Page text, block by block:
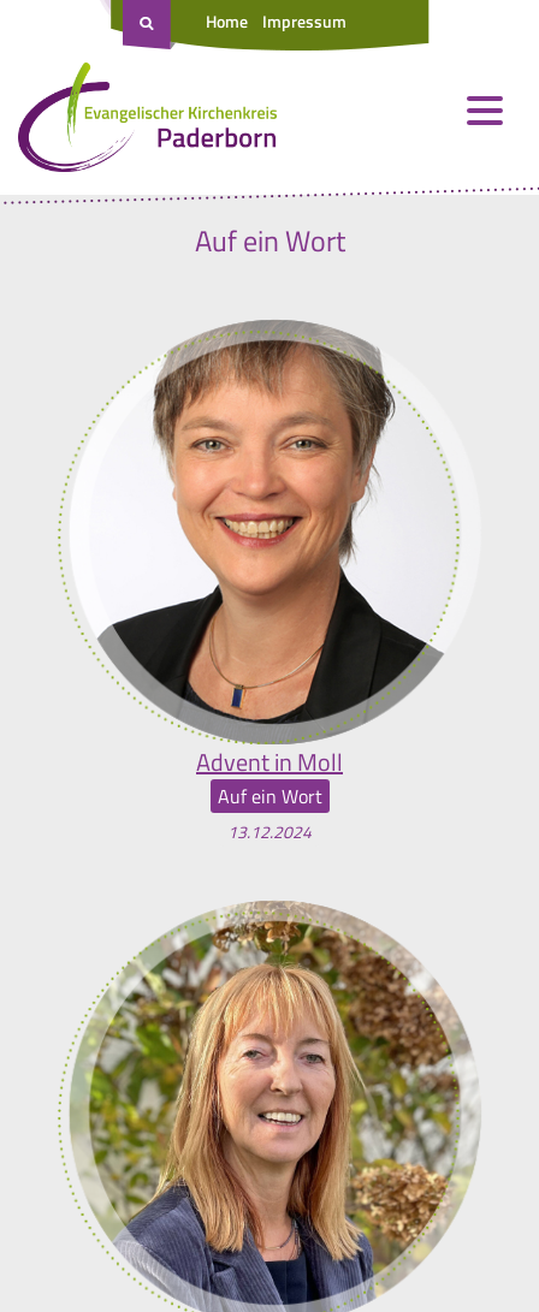
Home Impressum
Auf ein Wort
Advent in Moll
Auf ein Wort
13.12.2024